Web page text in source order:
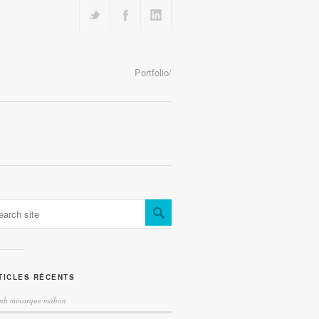
Portfolio/
RÉCENTS
minorque mahon